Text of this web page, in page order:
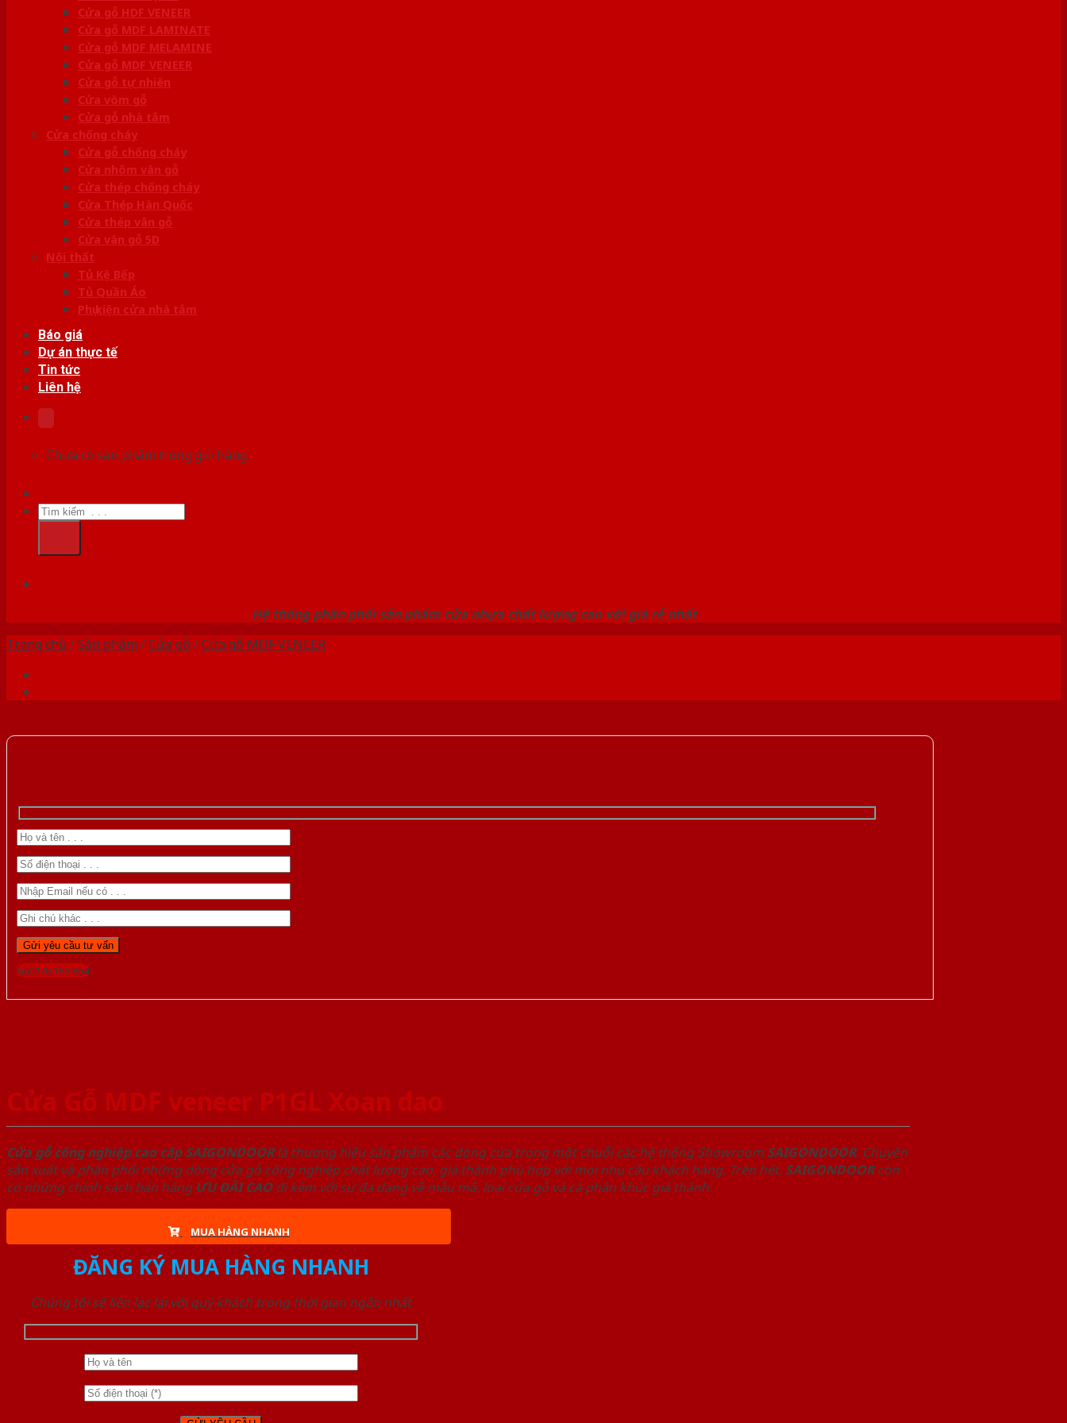
Cửa gỗ HDF VENEER
Cửa gỗ MDF LAMINATE
Cửa gỗ MDF MELAMINE
Cửa gỗ MDF VENEER
Cửa gỗ tự nhiên
Cửa vòm gỗ
Cửa gỗ nhà tắm
Cửa chống cháy
Cửa gỗ chống cháy
Cửa nhôm vân gỗ
Cửa thép chống cháy
Cửa Thép Hàn Quốc
Cửa thép vân gỗ
Cửa vân gỗ 5D
Nội thất
Tủ Kệ Bếp
Tủ Quần Áo
Phụ kiện cửa nhà tắm
Báo giá
Dự án thực tế
Tin tức
Liên hệ
Chưa có sản phẩm trong giỏ hàng.
Tìm
kiếm:
Hệ thống phân phối sản phẩm cửa nhựa chất lượng cao với giá rẻ nhất
Trang chủ /Sản phẩm /Cửa gỗ /Cửa gỗ MDF VENEER
Gọi 0976.169.864
Cửa Gỗ MDF veneer P1GL Xoan dao
Cửa gỗ công nghiệp cao cấp SAIGONDOORlà thương hiệu sản phẩm các dòng cửa trong một chuỗi các hệ thống Showroom SAIGONDOOR. Chuyên
sản xuất và phân phối những dòng cửa gỗ công nghiệp chất lượng cao, giá thành phù hợp với mọi nhu cầu khách hàng. Trên hết, SAIGONDOORcòn
có những chính sách bán hàng ƯU ĐÃI CAOđi kèm với sự đa dạng về mẫu mã, loại cửa gỗ và cả phân khúc giá thành.
MUA HÀNG NHANH
ĐĂNG KÝ MUA HÀNG NHANH
Chúng tôi sẽ liên lạc lại với quý khách trong thời gian ngắn nhất